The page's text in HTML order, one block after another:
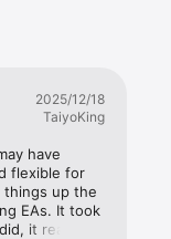
2025/12/18
TaiyoKing
have
flexible for
things up the
EAs. It took
it really